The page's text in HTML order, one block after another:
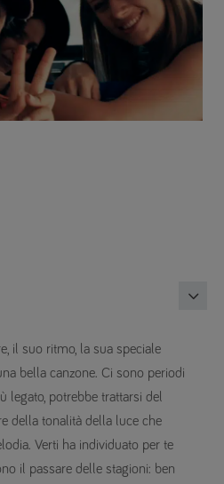
il suo ritmo, la sua speciale
bella canzone. Ci sono periodi
legato, potrebbe trattarsi del
della tonalità della luce che
Verti ha individuato per te
il passare delle stagioni: ben